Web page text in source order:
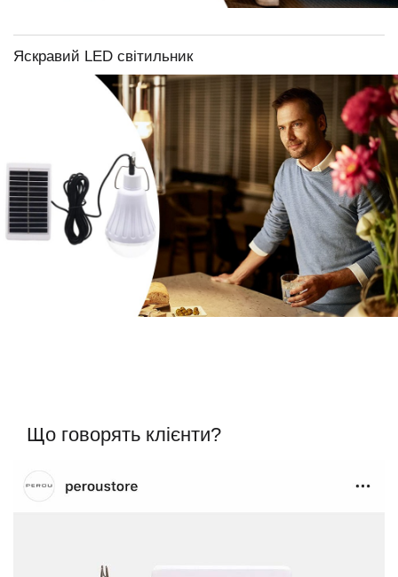
Яскравий LED світильник
Що говорять клієнти?